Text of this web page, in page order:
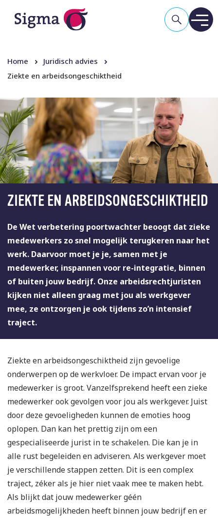
Home
Juridisch advies
Ziekte en arbeidsongeschiktheid
ZIEKTE EN ARBEIDSONGESCHIKTHEID
De Wet verbetering poortwachter beoogt dat zieke
medewerkers zo snel mogelijk terugkeren naar het
werk. Daarvoor moet je je, samen met je
medewerker, inspannen voor re-integratie, binnen
of buiten jouw bedrijf. Onze arbeidsrechtjuristen
kijken niet alleen graag met jou als werkgever
mee, ze ontzorgen je ook tijdens zo’n intensief
traject.
Ziekte en arbeidsongeschiktheid zijn gevoelige
onderwerpen op de werkvloer. De impact ervan voor je
medewerker is groot. Vanzelfsprekend heeft een zieke
medewerker ook gevolgen voor jou als werkgever. Juist
door deze gevoeligheden kunnen de emoties hoog
oplopen. Dan kan het prettig zijn om een
gespecialiseerde jurist in te schakelen. Die kan je in
alle rust begeleiden en adviseren. Als werkgever moet
je verschillende stappen zetten. Dit is een complex
traject, zéker als je hier niet vaak mee te maken hebt.
Als blijkt dat jouw medewerker géén
arbeidsmogelijkheden heeft binnen jouw bedrijf en er